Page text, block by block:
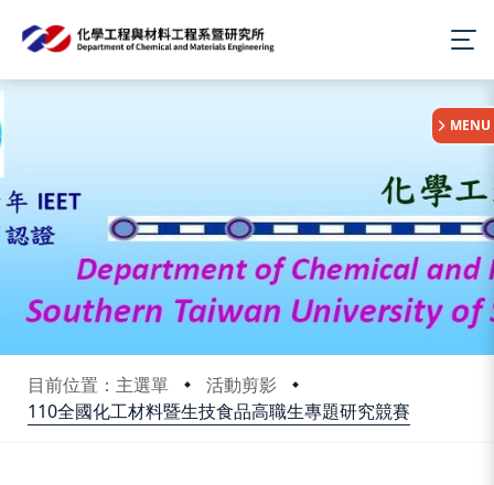
目前位置：主選單
活動剪影
110全國化工材料暨生技食品高職生專題研究競賽
:::
MENU